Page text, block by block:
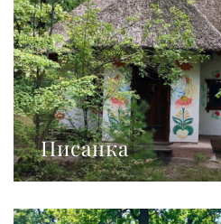
Писанка